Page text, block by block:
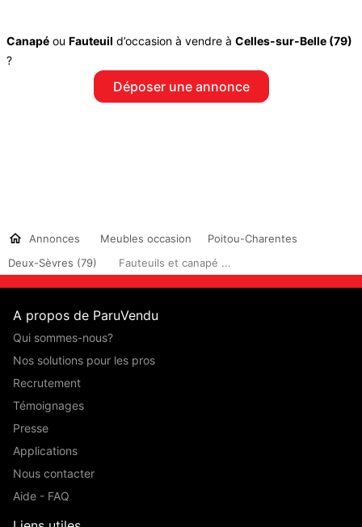
Canapé ou Fauteuil d’occasion à vendre à Celles-sur-Belle (79)
?
Déposer une annonce
Annonces Meubles occasion
Poitou-Charentes
Deux-Sèvres (79)
Fauteuils et canapé ...
A propos de ParuVendu
Qui sommes-nous?
Nos solutions pour les pros
Recrutement
Témoignages
Presse
Applications
Nous contacter
Aide - FAQ